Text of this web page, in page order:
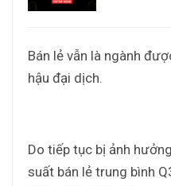
Bán lẻ vẫn là ngành
hậu đại dịch.
Do tiếp tục bị ảnh
suất bán lẻ trung bình